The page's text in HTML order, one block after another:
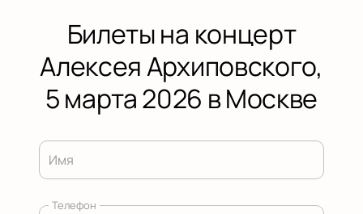
Билеты на концерт
Алексея Архиповского,
5 марта 2026 в Москве
Имя
Телефон